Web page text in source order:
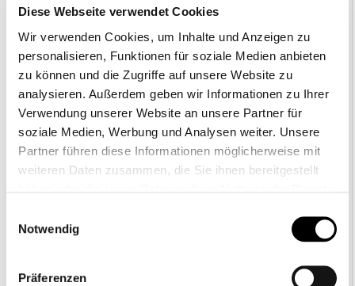
Diese Webseite verwendet Cookies
Wir verwenden Cookies, um Inhalte und Anzeigen zu
personalisieren, Funktionen für soziale Medien anbieten
zu können und die Zugriffe auf unsere Website zu
analysieren. Außerdem geben wir Informationen zu Ihrer
Verwendung unserer Website an unsere Partner für
soziale Medien, Werbung und Analysen weiter. Unsere
Partner führen diese Informationen möglicherweise mit
weiteren Daten zusammen, die Sie ihnen bereitgestellt
Notwendig
Präferenzen
PHIAL
Ampullarium
Thermoisoliertes Ampullarium mit
Elastikschlaufen für bis zu 49 Ampullen
24,95 €